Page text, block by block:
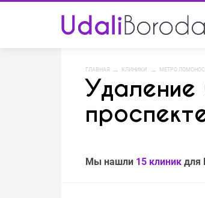
ГЛАВНАЯ КЛИНИКИ МЕТРО
Удаление
Мы нашли 15 клиник для